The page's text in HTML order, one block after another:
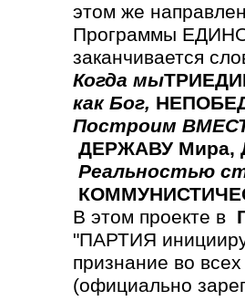
этом же
Программы
заканчивается
Когда мы
как Бог,
Построим
ДЕРЖАВУ Мира,
Реальностью
В этом проекте в
"ПАРТИЯ
признание во
(официально